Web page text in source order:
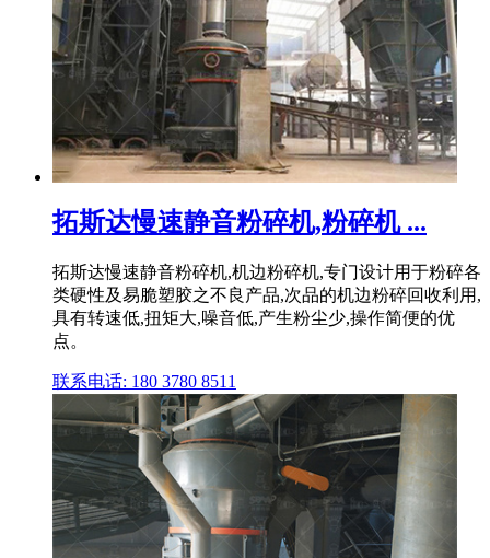
拓斯达慢速静音粉碎机,粉碎机 ...
拓斯达慢速静音粉碎机,机边粉碎机,专门设计用于粉碎各
类硬性及易脆塑胶之不良产品,次品的机边粉碎回收利用,
具有转速低,扭矩大,噪音低,产生粉尘少,操作简便的优
点。
联系电话: 180 3780 8511